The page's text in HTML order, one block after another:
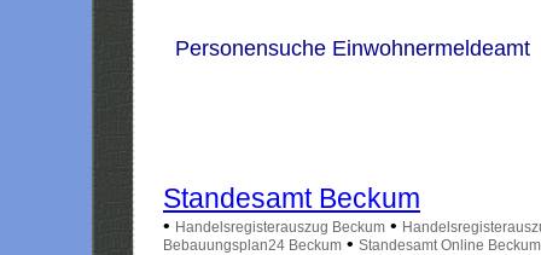
Personensuche Einwohnermeldeamt
Standesamt Beckum
• Handelsregisterauszug Beckum •
Bebauungsplan24 Beckum • Standesamt Online Beckum